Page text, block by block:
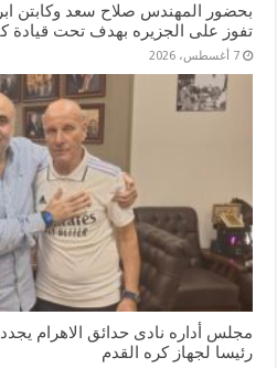
بحضور المهندس صلاح سعد وكابتن
تفوز على الجزيره بهدف تحت قيادة
7 أغسطس، 2026
مجلس أداره نادى حدائق الاهرام
رئيسا لجهاز كره القدم